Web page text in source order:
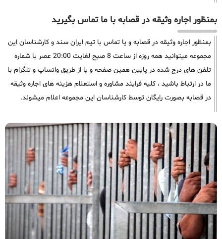
بمنظور اجاره وثیقه در قصابه با ما تماس بگیرید
بمنظور اجاره وثیقه در قصابه و یا تماس با تیم ایران سند و کارشناسان این
مجموعه میتوانید همه روزه از ساعت 8 صبح لغایت 20:00 عصر با شماره
تلفن های درج شده در پایین همین صفحه و یا از طریق واتساپ و تلگرام با
ما در ارتباط باشید ، کلیه فرایند مشاوره و استعلام هزینه های اجاره وثیقه
در قصابه بصورت رایگان توسط کارشناسان این مجموعه اعلام میشوند.